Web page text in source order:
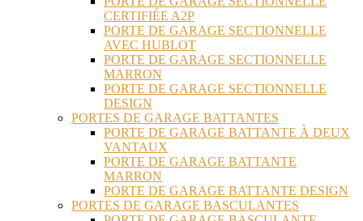
CERTIFIÉE A2P
PORTE DE GARAGE SECTIONNELLE
AVEC HUBLOT
PORTE DE GARAGE SECTIONNELLE
MARRON
PORTE DE GARAGE SECTIONNELLE
DESIGN
PORTES DE GARAGE BATTANTES
PORTE DE GARAGE BATTANTE À DEUX
VANTAUX
PORTE DE GARAGE BATTANTE
MARRON
PORTE DE GARAGE BATTANTE DESIGN
PORTES DE GARAGE BASCULANTES